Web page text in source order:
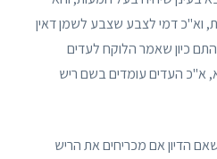
וא"כ דמי לצבע שצבע לשמן דאין
כיון שאמר הלוקח לעדים
א"כ העדים עומדים בשם ריש
הדיון אם מכריחים את הריש